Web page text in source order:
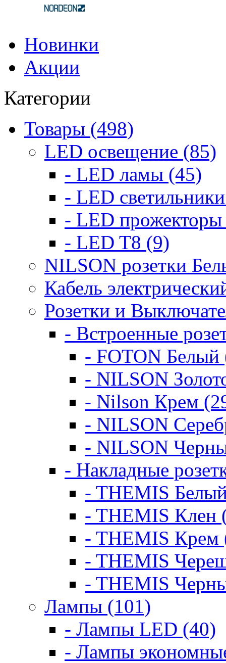
Новинки
Акции
Категории
Товары (498)
LED освещение (85)
- LED ламы (45)
- LED
- LED
- LED T8 (9)
NILSON розетки
Кабель
Розетки и
- Встроенные
- FOTON Белый
- NILSON
- Nilson Крем
- NILSON
- NILSON
- Накладные
- THEMIS
- THEMIS Клен
- THEMIS Крем
- THEMIS
- THEMIS
Лампы (101)
- Лампы LED (40)
- Лампы